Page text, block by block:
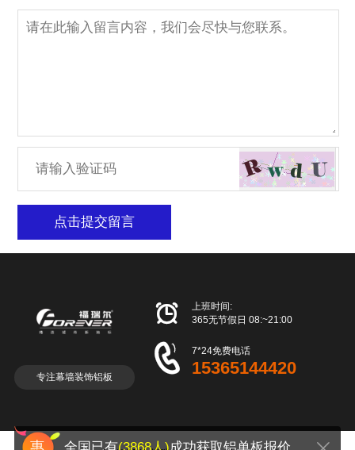
点击提交留言
专注幕墙装饰铝板

上班时间:
365无节假日 08:~21:00
 7*24免费电话
15365144420